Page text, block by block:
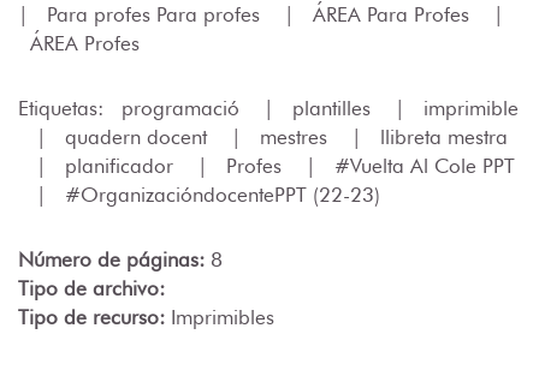
|
Para profes Para profes | ÁREA Para Profes
|
ÁREA Profes
Etiquetas: programació | plantilles |
imprimible
|
quadern docent | mestres |
llibreta mestra
|
planificador | Profes |
#Vuelta Al Cole PPT
|
#OrganizacióndocentePPT (22-23)
Número de páginas: 8
Tipo de archivo:
Tipo de recurso: Imprimibles